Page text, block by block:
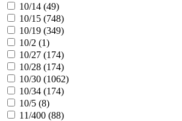
10/14 (49)
10/15 (748)
10/19 (349)
10/2 (1)
10/27 (174)
10/28 (174)
10/30 (1062)
10/34 (174)
10/5 (8)
11/400 (88)